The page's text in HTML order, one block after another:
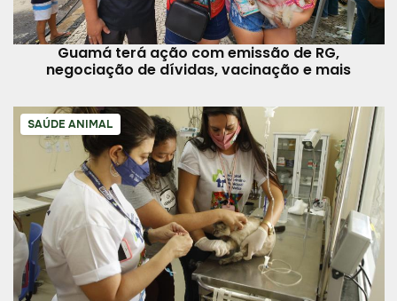
Guamá terá ação com emissão de RG,
negociação de dívidas, vacinação e mais
SAÚDE ANIMAL